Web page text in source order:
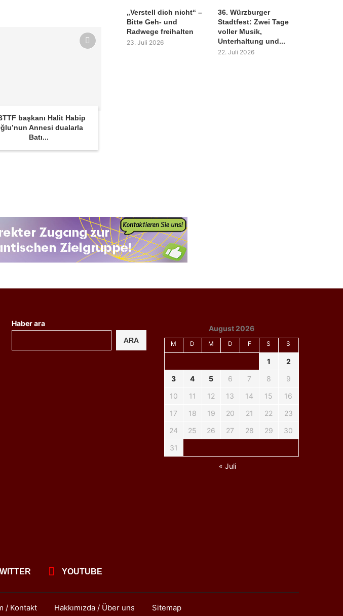
başkanı Halit Habip
Annesi dualarla
Batı...
„Verstell dich nicht“ –
Bitte Geh- und
Radwege freihalten
23. Juli 2026
36. Würzburger
Stadtfest: Zwei Tage
voller Musik,
Unterhaltung und...
22. Juli 2026
Haber ara
ARA
August 2026
M D M D F S S
1
2
3
4 5 6 7 8
9
10
11 12 13 14 15
16
17
18 19 20 21 22
23
24
25 26 27 28 29
30
31
« Juli
YOUTUBE
/ Kontakt Hakkımızda / Über uns Sitemap